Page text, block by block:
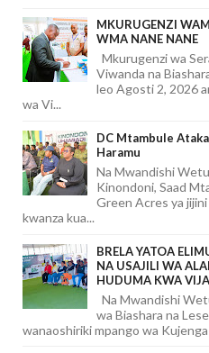
MKURUGENZI
WMA NANE NANE
Mkurugenzi wa
Viwanda na
leo Agosti 2, 2026
wa Vi...
DC Mtambule
Haramu
Na Mwandishi
Kinondoni, Saad
Green Acres ya jijini
kwanza kua...
BRELA YATOA
NA USAJILI WA
HUDUMA KWA
Na Mwandishi
wa Biashara na
wanaoshiriki mpango wa